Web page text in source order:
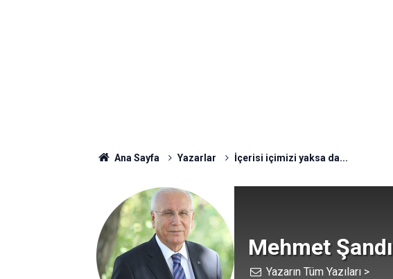
Ana Sayfa Yazarlar İçerisi içimizi yaksa da...
Mehmet
Yazarın Tüm Yazıları >